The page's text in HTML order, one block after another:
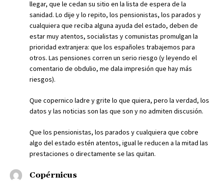
llegar, que le cedan su sitio en la lista de espera de la
sanidad. Lo dije y lo repito, los pensionistas, los parados y
cualquiera que reciba alguna ayuda del estado, deben de
estar muy atentos, socialistas y comunistas promulgan la
prioridad extranjera: que los españoles trabajemos para
otros. Las pensiones corren un serio riesgo (y leyendo el
comentario de obdulio, me dala impresión que hay más
riesgos).
Que copernico ladre y grite lo que quiera, pero la verdad, los
datos y las noticias son las que son y no admiten discusión.
Que los pensionistas, los parados y cualquiera que cobre
algo del estado estén atentos, igual le reducen a la mitad las
prestaciones o directamente se las quitan.
Copérnicus